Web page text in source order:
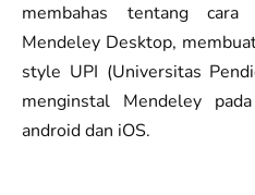
membahas tentang
Mendeley Desktop,
style UPI (Universitas
menginstal Mendeley
android dan iOS.